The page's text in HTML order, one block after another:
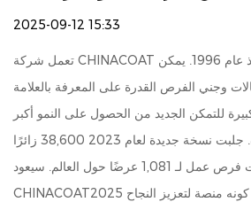
2025-09-12 15:33
تعمل شركة CHINACOAT كمنصة عالمية منذ عام 1996. يمكن
وجني الفرص القدرة على المعرفة بالعلامة
للتمكن الجديد من الحصول على النمو أكبر
والتميز بين المسابقات. جلبت نسخة جديدة لعام 2023 38,600 زائرًا
عالميًا مرة أخرى ووفرت فرص عمل لـ 1,081 عرضًا حول العالم. سيعود
CHINACOAT2025 إلى نيويورك ويستمر في كونه منصة لتعزيز النجاح